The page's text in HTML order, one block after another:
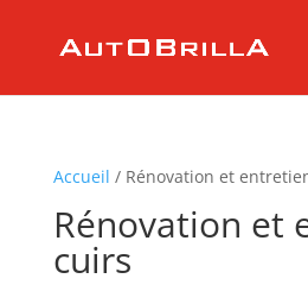
Accueil / Rénovation et
Rénovation et
cuirs